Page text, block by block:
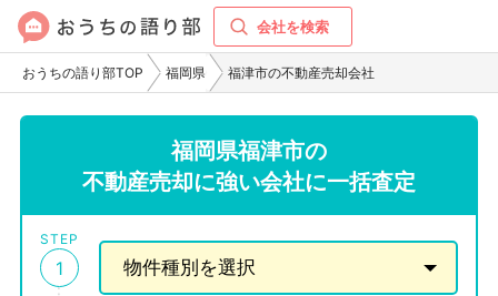
会社を検索
おうちの語り部TOP 福岡県 福津市の不動産売却会社
福岡県福津市の
不動産売却に強い会社に一括査定
STEP
1